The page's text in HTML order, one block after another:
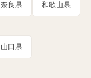
奈良県 和歌山県
山口県